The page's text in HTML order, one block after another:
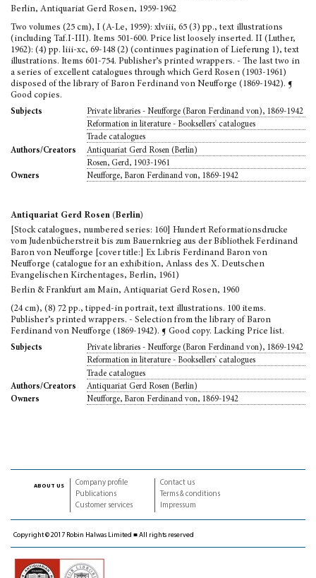
Berlin, Antiquariat Gerd Rosen, 1959-1962
Two volumes (25 cm), I (A-Le, 1959): xlviii, 65 (3) pp., text illustrations
(including Taf.I-III). Items 501-600. Price list loosely inserted. II (Luther,
1962): (4) pp. liii-xc, 69-148 (2) (continues pagination of Lieferung 1), text
illustrations. Items 601-754. Publisher’s printed wrappers. - The last two in
a series of excellent catalogues through which Gerd Rosen (1903-1961)
disposed of the library of Baron Ferdinand von Neufforge (1869-1942). ¶
Good copies.
Subjects
Private libraries - Neufforge (Baron Ferdinand von), 1869-1942
Reformation in literature - Booksellers' catalogues
Trade catalogues
Authors/Creators
Antiquariat Gerd Rosen (Berlin)
Rosen, Gerd, 1903-1961
Owners
Neufforge, Baron Ferdinand von, 1869-1942
Antiquariat Gerd Rosen (Berlin)
[Stock catalogues, numbered series: 160] Hundert Reformationsdrucke
vom Judenbücherstreit bis zum Bauernkrieg aus der Bibliothek Ferdinand
Baron von Neufforge [cover title:] Ex Libris Ferdinand Baron von
Neufforge (catalogue for an exhibition, Anlass des X. Deutschen
Evangelischen Kirchentages, Berlin, 1961)
Berlin & Frankfurt am Main, Antiquariat Gerd Rosen, 1960
(24 cm), (8) 72 pp., tipped-in portrait, text illustrations. 100 items.
Publisher’s printed wrappers. - Selection from the library of Baron
Ferdinand von Neufforge (1869-1942). ¶ Good copy. Lacking Price list.
Subjects
Private libraries - Neufforge (Baron Ferdinand von), 1869-1942
Reformation in literature - Booksellers' catalogues
Trade catalogues
Authors/Creators
Antiquariat Gerd Rosen (Berlin)
Owners
Neufforge, Baron Ferdinand von, 1869-1942
about us
Company profile
Publications
Customer services
Contact us
Terms & conditions
Impressum
Copyright © 2017 Robin Halwas Limited ■ All rights reserved